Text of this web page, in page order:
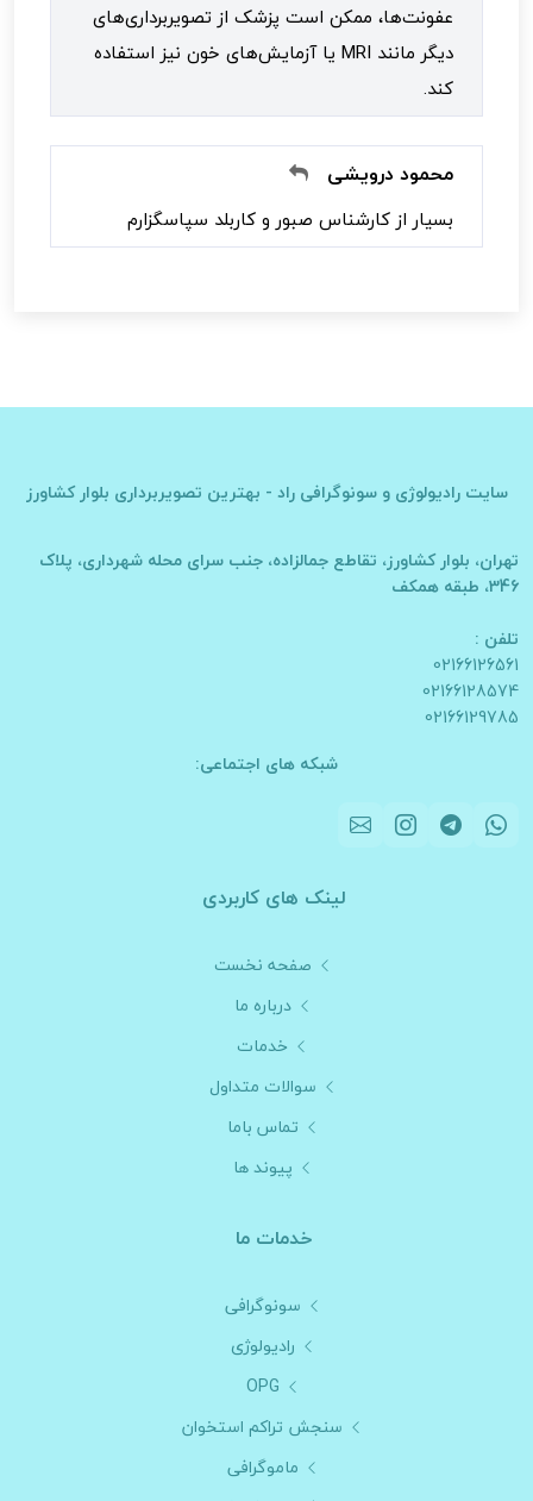
عفونت‌ها، ممکن است پزشک از تصویربرداری‌های
دیگر مانند MRI یا آزمایش‌های خون نیز استفاده
کند.
محمود درویشی
بسیار از کارشناس صبور و کاربلد سپاسگزارم
سایت رادیولوژی و سونوگرافی راد - بهترین تصویربرداری بلوار کشاورز
تهران، بلوار کشاورز، تقاطع جمالزاده، جنب سرای محله شهرداری، پلاک
346، طبقه همکف
تلفن :
02166126561
02166128574
02166129785
شبکه های اجتماعی:
لینک های کاربردی
صفحه نخست
درباره ما
خدمات
سوالات متداول
تماس باما
پیوند ها
خدمات ما
سونوگرافی
رادیولوژی
OPG
سنجش تراکم استخوان
ماموگرافی